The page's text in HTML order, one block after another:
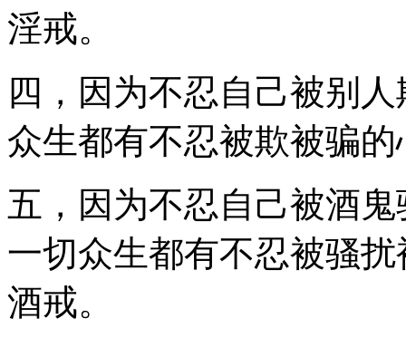
淫戒。
四，因为不忍自己被别
众生都有不忍被欺被骗
五，因为不忍自己被酒
一切众生都有不忍被骚
酒戒。